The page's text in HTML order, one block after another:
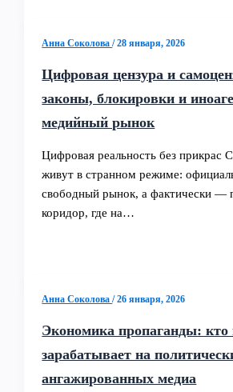
Анна Соколова/28 января, 2026
Цифровая цензура и
законы, блокировки и
медийный рынок
Цифровая реальность без прикрас
живут в странном режиме:
свободный рынок, а фактически —
коридор, где на…
Анна Соколова/26 января, 2026
Экономика пропаганды: кто
зарабатывает на
ангажированных медиа